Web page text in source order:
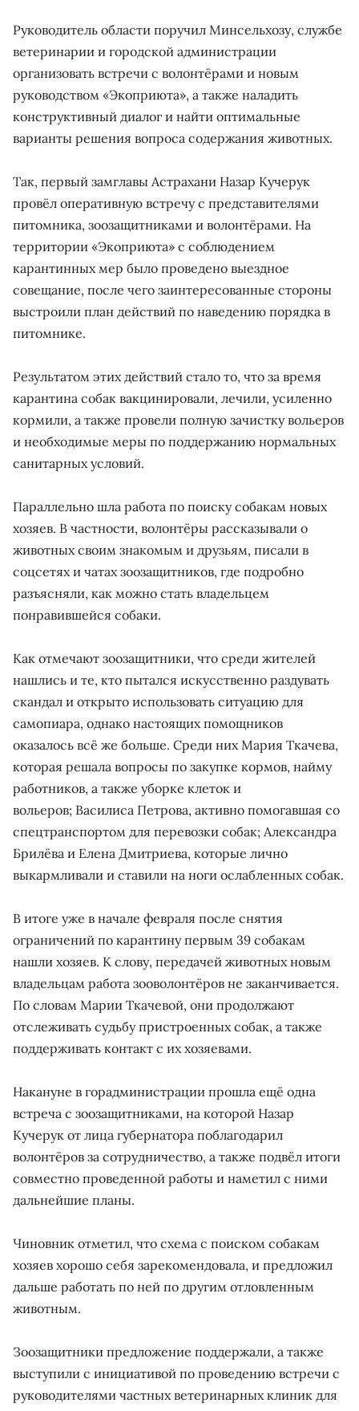
Руководитель области поручил Минсельхозу, службе
ветеринарии и городской администрации
организовать встречи с волонтёрами и новым
руководством «Экоприюта», а также наладить
конструктивный диалог и найти оптимальные
варианты решения вопроса содержания животных.
Так, первый замглавы Астрахани Назар Кучерук
провёл оперативную встречу с представителями
питомника, зоозащитниками и волонтёрами. На
территории «Экоприюта» с соблюдением
карантинных мер было проведено выездное
совещание, после чего заинтересованные стороны
выстроили план действий по наведению порядка в
питомнике.
Результатом этих действий стало то, что за время
карантина собак вакцинировали, лечили, усиленно
кормили, а также провели полную зачистку вольеров
и необходимые меры по поддержанию нормальных
санитарных условий.
Параллельно шла работа по поиску собакам новых
хозяев. В частности, волонтёры рассказывали о
животных своим знакомым и друзьям, писали в
соцсетях и чатах зоозащитников, где подробно
разъясняли, как можно стать владельцем
понравившейся собаки.
Как отмечают зоозащитники, что среди жителей
нашлись и те, кто пытался искусственно раздувать
скандал и открыто использовать ситуацию для
самопиара, однако настоящих помощников
оказалось всё же больше. Среди них Мария Ткачева,
которая решала вопросы по закупке кормов, найму
работников, а также уборке клеток и
вольеров; Василиса Петрова, активно помогавшая со
спецтранспортом для перевозки собак; Александра
Брилёва и Елена Дмитриева, которые лично
выкармливали и ставили на ноги ослабленных собак.
В итоге уже в начале февраля после снятия
ограничений по карантину первым 39 собакам
нашли хозяев. К слову, передачей животных новым
владельцам работа зооволонтёров не заканчивается.
По словам Марии Ткачевой, они продолжают
отслеживать судьбу пристроенных собак, а также
поддерживать контакт с их хозяевами.
Накануне в горадминистрации прошла ещё одна
встреча с зоозащитниками, на которой Назар
Кучерук от лица губернатора поблагодарил
волонтёров за сотрудничество, а также подвёл итоги
совместно проведенной работы и наметил с ними
дальнейшие планы.
Чиновник отметил, что схема с поиском собакам
хозяев хорошо себя зарекомендовала, и предложил
дальше работать по ней по другим отловленным
животным.
Зоозащитники предложение поддержали, а также
выступили с инициативой по проведению встречи с
руководителями частных ветеринарных клиник для